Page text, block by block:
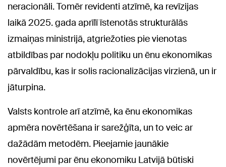
neracionāli. Tomēr revidenti atzīmē, ka revīzijas
laikā 2025. gada aprīlī īstenotās strukturālās
izmaiņas ministrijā, atgriežoties pie vienotas
atbildības par nodokļu politiku un ēnu ekonomikas
pārvaldību, kas ir solis racionalizācijas virzienā, un ir
jāturpina.
Valsts kontrole arī atzīmē, ka ēnu ekonomikas
apmēra novērtēšana ir sarežģīta, un to veic ar
dažādām metodēm. Pieejamie jaunākie
novērtējumi par ēnu ekonomiku Latvijā būtiski